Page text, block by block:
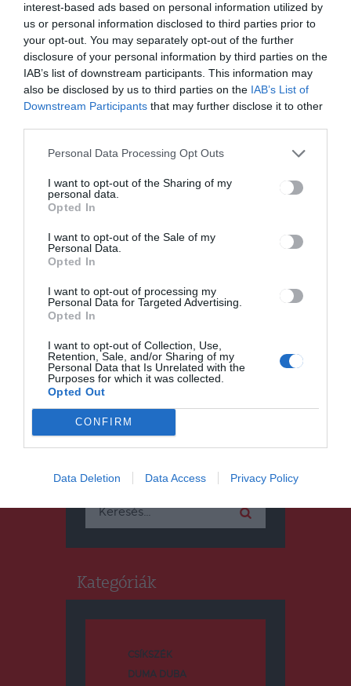
interest-based ads based on personal information utilized by
us or personal information disclosed to third parties prior to
your opt-out. You may separately opt-out of the further
disclosure of your personal information by third parties on the
IAB’s list of downstream participants. This information may
also be disclosed by us to third parties on the IAB’s List of
Downstream Participants that may further disclose it to other
Personal Data Processing Opt Outs
I want to opt-out of the Sharing of my
personal data.
Opted In
I want to opt-out of the Sale of my
Personal Data.
Opted In
I want to opt-out of processing my
Personal Data for Targeted Advertising.
Opted In
I want to opt-out of Collection, Use,
Retention, Sale, and/or Sharing of my
Personal Data that Is Unrelated with the
Purposes for which it was collected.
Opted Out
CONFIRM
Data Deletion Data Access Privacy Policy
Ez is érdekelheti
A vállalatok 13 százaléka nem
Nincs aktív eset
Kategóriák
CSÍKSZÉK
DUMA DUBA